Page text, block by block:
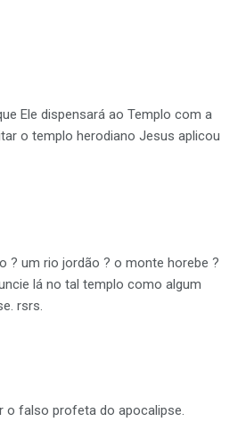
Ele dispensará ao Templo com a
o templo herodiano Jesus aplicou
? um rio jordão ? o monte horebe ?
lá no tal templo como algum
rsrs.
o falso profeta do apocalipse.